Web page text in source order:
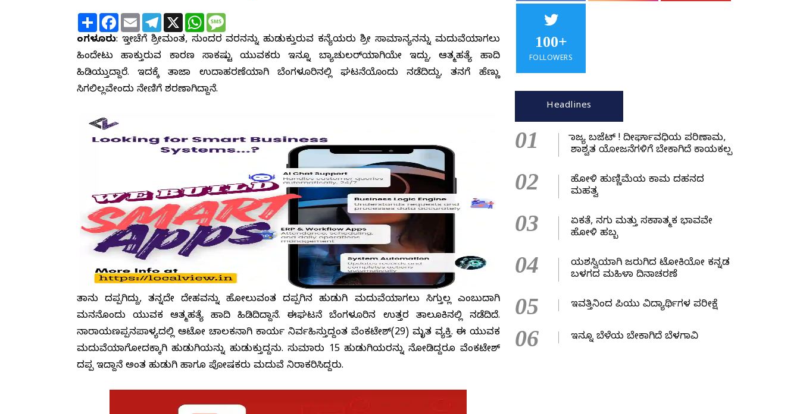
ShareFacebook
Email Telegram
X WhatsApp
ಬೆಂಗಳೂರು: ಇತ್ತೀಚೆಗೆ ಶ್ರೀಮಂತ, ಸುಂದರ ವರನನ್ನು ಹುಡುಕುತ್ತಿರುವ ಕನ್ಯೆಯರು ಶ್ರೀ ಸಾಮಾನ್ಯನನ್ನು ಮದುವೆಯಾಗಲು
ಹಿಂದೇಟು ಹಾಕುತ್ತಿರುವ ಕಾರಣ ಸಾಕಷ್ಟು ಯುವಕರು ಇನ್ನೂ ಬ್ಯಾಚುಲರ್‌ಯಾಗಿಯೇ ಇದ್ದು, ಆತ್ಮಹತ್ಯೆ ಹಾದಿ
ಹಿಡಿಯುತ್ತಿದ್ದಾರೆ. ಇದಕ್ಕೆ ತಾಜಾ ಉದಾಹರಣೆಯಾಗಿ ಬೆಂಗಳೂರಿನಲ್ಲಿ ಘಟನೆಯೊಂದು ನಡೆದಿದ್ದು, ತನಗೆ ಹೆಣ್ಣು
ಸಿಗಲಿಲ್ಲವೇಂದು ನೇಣಿಗೆ ಶರಣಾಗಿದ್ದಾನೆ.
ತಾನು ದಪ್ಪಗಿದ್ದು, ತನ್ನದೇ ದೇಹವನ್ನು ಹೋಲುವಂತ ದಪ್ಪಗಿನ ಹುಡುಗಿ ಮದುವೆಯಾಗಲು ಸಿಗುತ್ತಿಲ್ಲ ಎಂಬುದಾಗಿ
ಮನನೊಂದು ಯುವಕ ಆತ್ಮಹತ್ಯೆ ಹಾದಿ ಹಿಡಿದಿದ್ದಾನೆ. ಈಘಟನೆ ಬೆಂಗಳೂರಿನ ಉತ್ತರ ತಾಲೂಕಿನಲ್ಲಿ ನಡೆದಿದೆ.
ನಾರಾಯಣಪ್ಪನಪಾಳ್ಯದಲ್ಲಿ ಆಟೋ ಚಾಲಕನಾಗಿ ಕಾರ್ಯ ನಿರ್ವಹಿಸುತ್ತಿದ್ದಂತ ವೆಂಕಟೇಶ್(29) ಮೃತ ವ್ಯಕ್ತಿ. ಈ ಯುವಕ
ಮದುವೆಯಾಗೋದಕ್ಕಾಗಿ ಹುಡುಗಿಯನ್ನು ಹುಡುಕುತ್ತಿದ್ದನು. ಸುಮಾರು 15 ಹುಡುಗಿಯರನ್ನು ನೋಡಿದ್ದರೂ ವೆಂಕಟೇಶ್
ದಪ್ಪ ಇದ್ದಾನೆ ಅಂತ ಹುಡುಗಿ ಹಾಗೂ ಪೋಷಕರು ಮದುವೆ ನಿರಾಕರಿಸಿದ್ದರು.
100+
FOLLOWERS
Headlines
01
ರಾಜ್ಯ ಬಜೆಟ್ ! ದೀರ್ಘಾವಧಿಯ ಪರಿಣಾಮ,
ಶಾಶ್ವತ ಯೋಜನೆಗಳಿಗೆ ಬೇಕಾಗಿದೆ ಕಾಯಕಲ್ಪ
02
ಹೋಳಿ ಹುಣ್ಣಿಮೆಯ ಕಾಮ ದಹನದ
ಮಹತ್ವ
03
ಏಕತೆ, ನಗು ಮತ್ತು ಸಕಾರಾತ್ಮಕ ಭಾವವೇ
ಹೋಳಿ ಹಬ್ಬ
04
ಯಶಸ್ವಿಯಾಗಿ ಜರುಗಿದ ಟೋಕಿಯೋ ಕನ್ನಡ
ಬಳಗದ ಮಹಿಳಾ ದಿನಾಚರಣೆ
05 ಇವತ್ತಿನಿಂದ ಪಿಯು ವಿದ್ಯಾರ್ಥಿಗಳ ಪರೀಕ್ಷೆ
06 ಇನ್ನೂ ಬೆಳೆಯ ಬೇಕಾಗಿದೆ ಬೆಳಗಾವಿ